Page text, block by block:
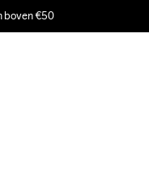
boven €50